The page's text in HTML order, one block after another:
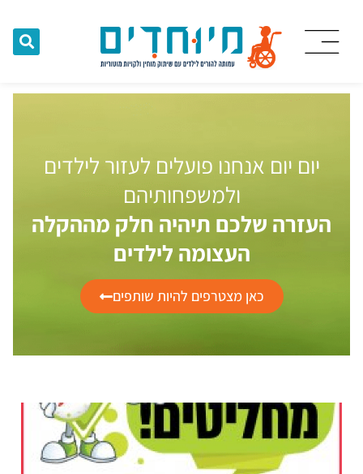
יום יום אנחנו פועלים לעזור לילדים
ולמשפחותיהם
העזרה שלכם תיהיה חלק מההקלה
העצומה לילדים
כאן מצטרפים להיות שותפים